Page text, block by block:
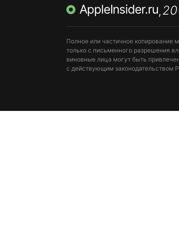
МЕССЕНДЖЕРЫ KAKAOTALK,
AppleInsider.ru,
Полное или частичное копирование
только с письменного разрешения
виновные лица могут быть
с действующим законодательством